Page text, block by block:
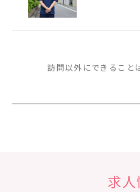
訪問以外にできること
求人